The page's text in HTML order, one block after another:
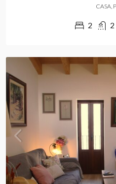
CASA,
2 2